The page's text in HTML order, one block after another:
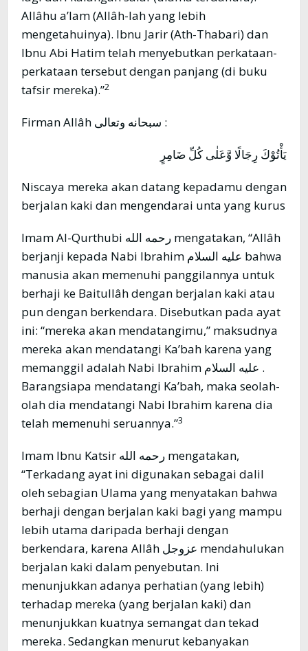
Allâhu a’lam (Allâh-lah yang lebih
mengetahuinya). Ibnu Jarir (Ath-Thabari) dan
Ibnu Abi Hatim telah menyebutkan perkataan-
perkataan tersebut dengan panjang (di buku
tafsir mereka).”2
Firman Allâh سبحانه وتعالى :
يَأْتُوْكَ رِجَالًا وَّعَلٰى كُلِّ ضَامِرٍ
Niscaya mereka akan datang kepadamu dengan
berjalan kaki dan mengendarai unta yang kurus
Imam Al-Qurthubi رحمه الله mengatakan, “Allâh
berjanji kepada Nabi Ibrahim عليه السلام bahwa
manusia akan memenuhi panggilannya untuk
berhaji ke Baitullâh dengan berjalan kaki atau
pun dengan berkendara. Disebutkan pada ayat
ini: “mereka akan mendatangimu,” maksudnya
mereka akan mendatangi Ka’bah karena yang
memanggil adalah Nabi Ibrahim عليه السلام .
Barangsiapa mendatangi Ka’bah, maka seolah-
olah dia mendatangi Nabi Ibrahim karena dia
telah memenuhi seruannya.”3
Imam Ibnu Katsir رحمه الله mengatakan,
“Terkadang ayat ini digunakan sebagai dalil
oleh sebagian Ulama yang menyatakan bahwa
berhaji dengan berjalan kaki bagi yang mampu
lebih utama daripada berhaji dengan
berkendara, karena Allâh عزوجل mendahulukan
berjalan kaki dalam penyebutan. Ini
menunjukkan adanya perhatian (yang lebih)
terhadap mereka (yang berjalan kaki) dan
menunjukkan kuatnya semangat dan tekad
mereka. Sedangkan menurut kebanyakan